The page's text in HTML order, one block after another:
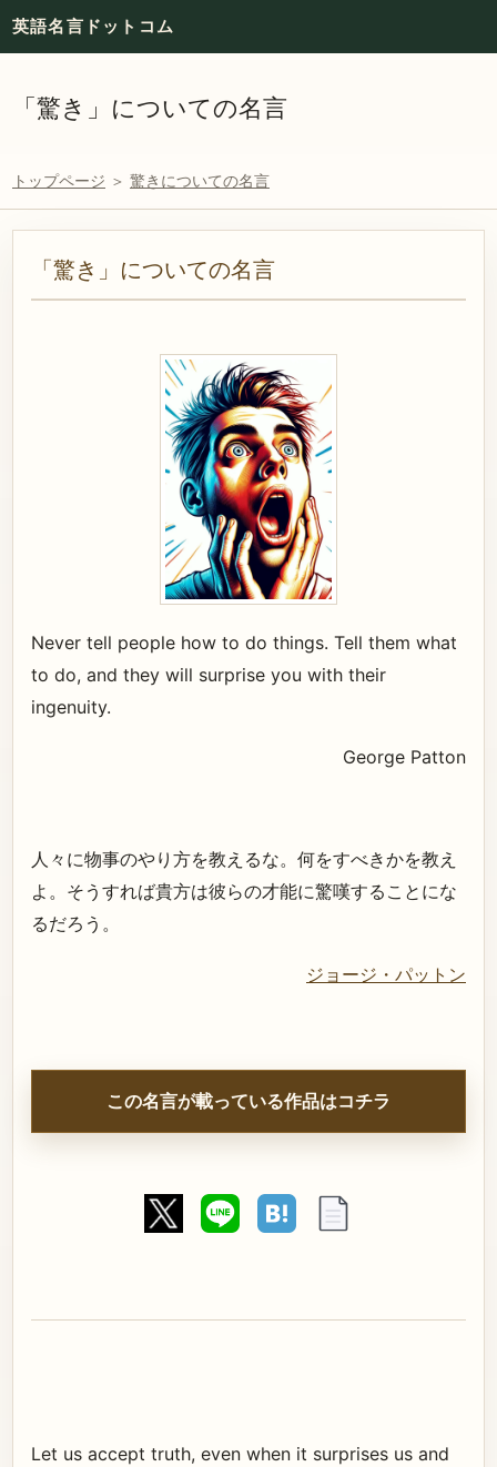
英語名言ドットコム
「驚き」についての名言
トップページ ＞ 驚きについての名言
「驚き」についての名言
Never tell people how to do things. Tell them what
to do, and they will surprise you with their
ingenuity.
George Patton
人々に物事のやり方を教えるな。何をすべきかを教え
よ。そうすれば貴方は彼らの才能に驚嘆することにな
るだろう。
ジョージ・パットン
この名言が載っている作品はコチラ
Let us accept truth, even when it surprises us and